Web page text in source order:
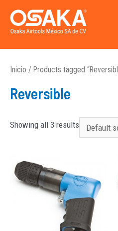
Inicio / Products tagged
Reversible
Showing all 3 results